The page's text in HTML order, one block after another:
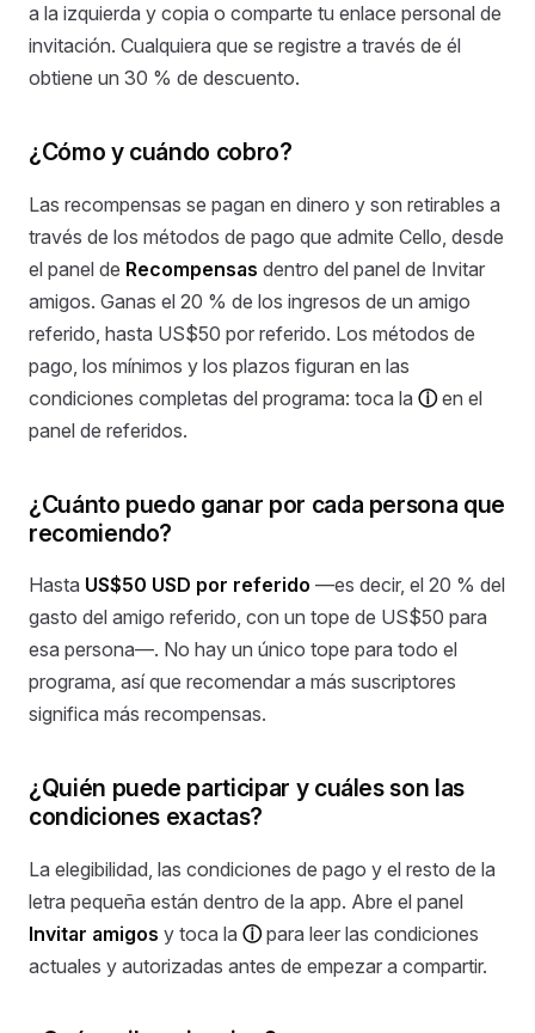
a la izquierda y copia o comparte tu enlace personal de
invitación. Cualquiera que se registre a través de él
obtiene un 30 % de descuento.
¿Cómo y cuándo cobro?
Las recompensas se pagan en dinero y son retirables a
través de los métodos de pago que admite Cello, desde
el panel de Recompensas dentro del panel de Invitar
amigos. Ganas el 20 % de los ingresos de un amigo
referido, hasta US$50 por referido. Los métodos de
pago, los mínimos y los plazos figuran en las
condiciones completas del programa: toca la ⓘen el
panel de referidos.
¿Cuánto puedo ganar por cada persona que
recomiendo?
Hasta US$50 USD por referido —es decir, el 20 % del
gasto del amigo referido, con un tope de US$50 para
esa persona—. No hay un único tope para todo el
programa, así que recomendar a más suscriptores
significa más recompensas.
¿Quién puede participar y cuáles son las
condiciones exactas?
La elegibilidad, las condiciones de pago y el resto de la
letra pequeña están dentro de la app. Abre el panel
Invitar amigos y toca la ⓘpara leer las condiciones
actuales y autorizadas antes de empezar a compartir.